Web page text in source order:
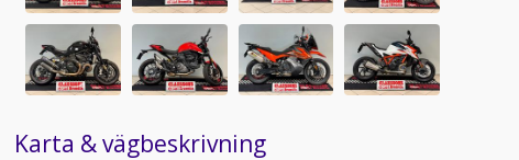
Karta & vägbeskrivning